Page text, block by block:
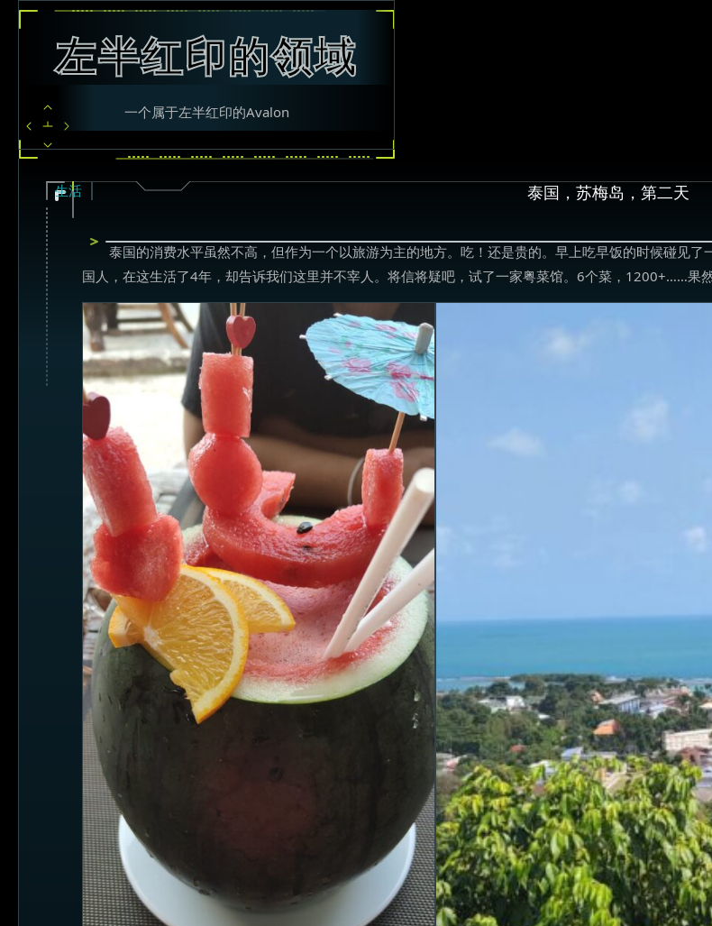
左半红印的领域
一个属于左半红印的Avalon
生活 泰国，苏梅岛，第二天
泰国的消费水平虽然不高，但作为一个以旅游为主的地方。吃！还是贵的。早上吃早饭的时候碰见
国人，在这生活了4年，却告诉我们这里并不宰人。将信将疑吧，试了一家粤菜馆。6个菜，1200+……果